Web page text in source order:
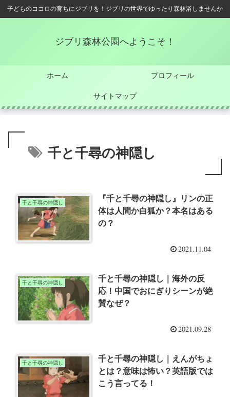
子どものココロの育ちにジブリを！ジブリの世界でゆったり森林浴しませんか
ジブリ森林公園へようこそ！
ホーム プロフィール
サイトマップ
千と千尋の神隠し
千と千尋の神隠し
『千と千尋の神隠し』リンの正
体は人間か白狐か？本名はある
の？
2021.11.04
千と千尋の神隠し
千と千尋の神隠し｜海外の反
応！中国でおにぎりシーンが絶
賛なぜ？
2021.09.28
千と千尋の神隠し
千と千尋の神隠し｜えんがちょ
とは？意味は怖い？英語版では
こう言ってる！